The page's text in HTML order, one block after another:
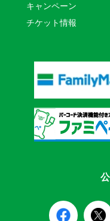
キャンペーン
チケット情報